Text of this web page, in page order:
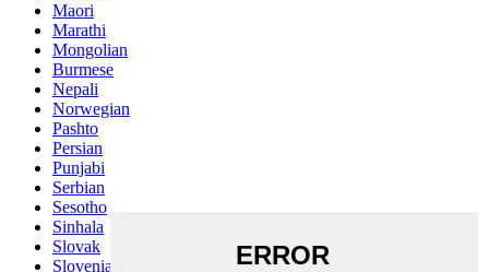
Maori
Marathi
Mongolian
Burmese
Nepali
Norwegian
Pashto
Persian
Punjabi
Serbian
Sesotho
Sinhala
Slovak
Slovenian